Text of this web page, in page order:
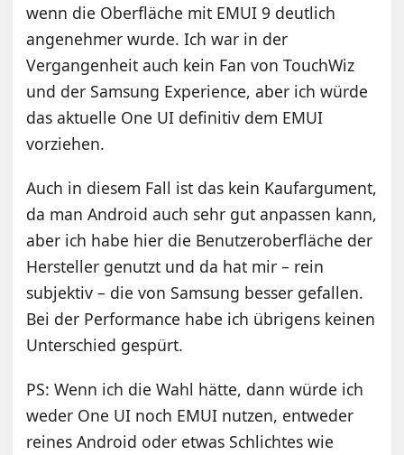
wenn die Oberfläche mit EMUI 9 deutlich
angenehmer wurde. Ich war in der
Vergangenheit auch kein Fan von TouchWiz
und der Samsung Experience, aber ich würde
das aktuelle One UI definitiv dem EMUI
vorziehen.
Auch in diesem Fall ist das kein Kaufargument,
da man Android auch sehr gut anpassen kann,
aber ich habe hier die Benutzeroberfläche der
Hersteller genutzt und da hat mir – rein
subjektiv – die von Samsung besser gefallen.
Bei der Performance habe ich übrigens keinen
Unterschied gespürt.
PS: Wenn ich die Wahl hätte, dann würde ich
weder One UI noch EMUI nutzen, entweder
reines Android oder etwas Schlichtes wie